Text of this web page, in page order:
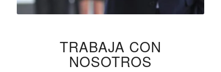
TRABAJA CON
NOSOTROS